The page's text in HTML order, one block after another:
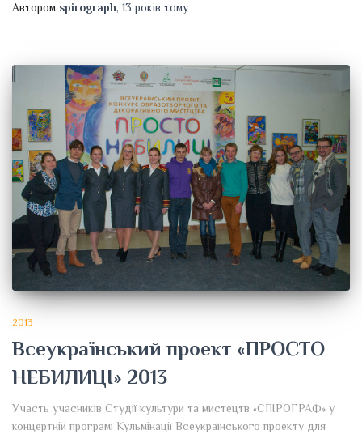
Автором spirograph, 13 років тому
2013
Всеукраїнський проект «ПРОСТО
НЕБИЛИЦІ» 2013
Участь учасників Студії культури та мистецтв «СПІРОГРАФ» у
концертній програмі Кульмінації Всеукраїнського проекту для